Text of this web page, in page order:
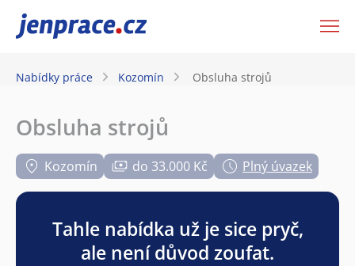
JenPráce.cz
Nabídky práce Kozomín Obsluha strojů
Obsluha strojů
Kozomín do 33.000 Kč Plný úvazek
Tahle nabídka už je sice pryč,
ale není důvod zoufat.